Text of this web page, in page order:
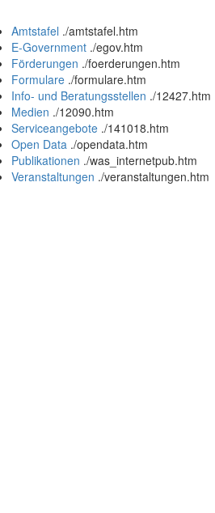
Amtstafel ./amtstafel.htm
E-Government ./egov.htm
Förderungen ./foerderungen.htm
Formulare ./formulare.htm
Info- und Beratungsstellen ./12427.htm
Medien ./12090.htm
Serviceangebote ./141018.htm
Open Data ./opendata.htm
Publikationen ./was_internetpub.htm
Veranstaltungen ./veranstaltungen.htm